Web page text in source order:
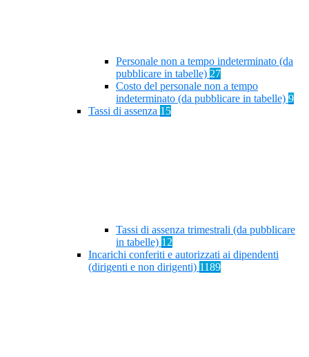
Personale non a tempo indeterminato (da
pubblicare in tabelle) 27
Costo del personale non a tempo
indeterminato (da pubblicare in tabelle) 9
Tassi di assenza 15
Tassi di assenza trimestrali (da pubblicare
in tabelle) 12
Incarichi conferiti e autorizzati ai dipendenti
(dirigenti e non dirigenti) 1189